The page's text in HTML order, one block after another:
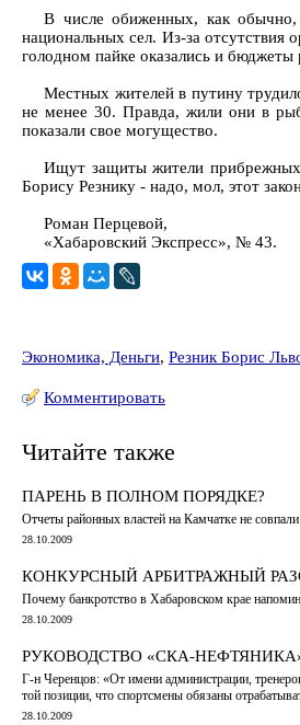
В числе обиженных, как обычно,
национальных сел. Из-за отсутствия
голодном пайке оказались и
Местных жителей в путину
не менее 30. Правда, жили они в
показали свое могущество.
Ищут защиты жители прибрежных
Борису Резнику - надо, мол, этот
Роман Перцевой,
«Хабаровский Экспресс», № 43.
Экономика, Деньги, Резник Борис
Комментировать
Читайте также
ПАРЕНЬ В ПОЛНОМ ПОРЯДКЕ?
Отчеты районных властей на Камчатке не совпали
28.10.2009
КОНКУРСНЫЙ АРБИТРАЖНЫЙ
Почему банкротство в Хабаровском крае
28.10.2009
РУКОВОДСТВО «СКА-
Г-н Черенцов: «От имени администрации,
той позиции, что спортсмены обязаны
28.10.2009